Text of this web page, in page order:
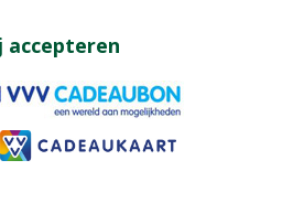
accepteren